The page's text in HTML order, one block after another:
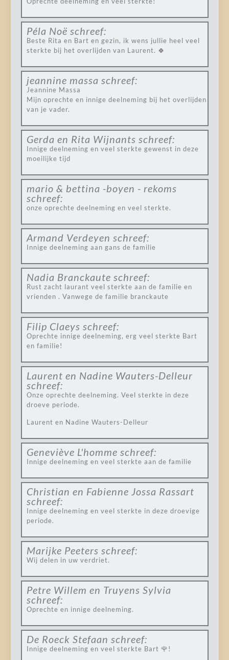
Péla Noë schreef:
Beste Rita en Bart en gezin, ik wens jullie heel veel
sterkte bij het overlijden van Laurent. 🍀
jeannine massa schreef:
Jeannine Massa
Mijn oprechte en innige deelneming bij het overlijden
van je vader.
Gerda en Rita Wijnants schreef:
Innige deelneming en veel sterkte gewenst in deze
moeilijke tijd
mario & bettina -boyen - rekoms
schreef:
onze oprechte deelneming en veel sterkte.
Armand Verdeyen schreef:
Innige deelneming aan gans de familie
Nadia Branckaute schreef:
Rust zacht laurant veel sterkte aan de familie en
vrienden . Vanwege de familie branckaute
Filip Claeys schreef:
Oprechte innige deelneming, erg veel sterkte Bart
en familie!
Laurent en Nadine Wauters-Delleur
schreef:
Onze oprechte deelneming. Veel sterkte in deze
droeve periode.
Laurent en Nadine Wauters-Delleur
Geneviève L'homme schreef:
Innige deelneming en veel sterkte aan de familie
Christian en Fabienne Jossa Rassart
schreef:
Innige deelneming en veel sterkte in deze droevige
periode.
Marijke Peeters schreef:
Wij delen in uw verdriet.
Petre Willem en Truyens Sylvia
schreef:
Oprechte en innige deelneming.
De Roeck Stefaan schreef:
Innige deelneming en veel sterkte Bart 🌹!